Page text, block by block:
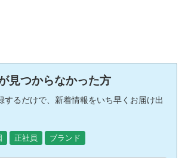
見つからなかった方
するだけで、新着情報をいち早くお届け出
正社員 ブランド